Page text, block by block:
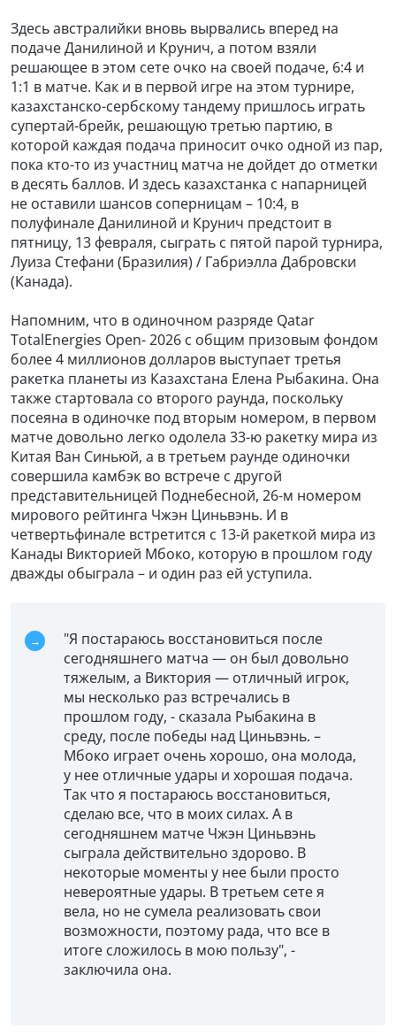
Здесь австралийки вновь вырвались вперед на
подаче Данилиной и Крунич, а потом взяли
решающее в этом сете очко на своей подаче, 6:4 и
1:1 в матче. Как и в первой игре на этом турнире,
казахстанско-сербскому тандему пришлось играть
супертай-брейк, решающую третью партию, в
которой каждая подача приносит очко одной из пар,
пока кто-то из участниц матча не дойдет до отметки
в десять баллов. И здесь казахстанка с напарницей
не оставили шансов соперницам – 10:4, в
полуфинале Данилиной и Крунич предстоит в
пятницу, 13 февраля, сыграть с пятой парой турнира,
Луиза Стефани (Бразилия) / Габриэлла Дабровски
(Канада).
Напомним, что в одиночном разряде Qatar
TotalEnergies Open- 2026 с общим призовым фондом
более 4 миллионов долларов выступает третья
ракетка планеты из Казахстана Елена Рыбакина. Она
также стартовала со второго раунда, поскольку
посеяна в одиночке под вторым номером, в первом
матче довольно легко одолела 33-ю ракетку мира из
Китая Ван Синьюй, а в третьем раунде одиночки
совершила камбэк во встрече с другой
представительницей Поднебесной, 26-м номером
мирового рейтинга Чжэн Циньвэнь. И в
четвертьфинале встретится с 13-й ракеткой мира из
Канады Викторией Мбоко, которую в прошлом году
дважды обыграла – и один раз ей уступила.
"Я постараюсь восстановиться после
сегодняшнего матча — он был довольно
тяжелым, а Виктория — отличный игрок,
мы несколько раз встречались в
прошлом году, - сказала Рыбакина в
среду, после победы над Циньвэнь. –
Мбоко играет очень хорошо, она молода,
у нее отличные удары и хорошая подача.
Так что я постараюсь восстановиться,
сделаю все, что в моих силах. А в
сегодняшнем матче Чжэн Циньвэнь
сыграла действительно здорово. В
некоторые моменты у нее были просто
невероятные удары. В третьем сете я
вела, но не сумела реализовать свои
возможности, поэтому рада, что все в
итоге сложилось в мою пользу", -
заключила она.